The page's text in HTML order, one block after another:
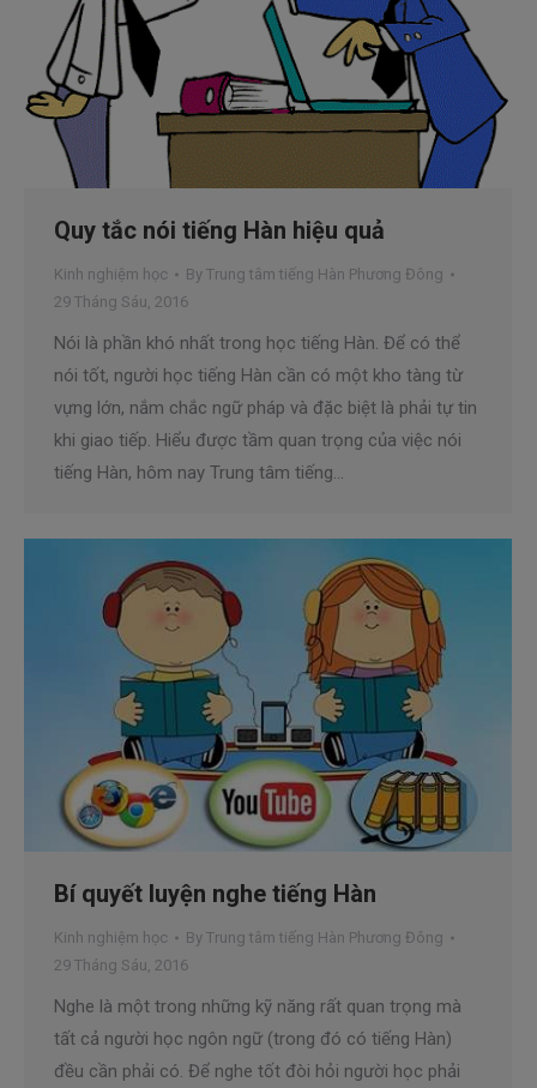
Quy tắc nói tiếng Hàn hiệu quả
Kinh nghiệm học By Trung tâm tiếng Hàn Phương Đông
29 Tháng Sáu, 2016
Nói là phần khó nhất trong học tiếng Hàn. Để có thể
nói tốt, người học tiếng Hàn cần có một kho tàng từ
vựng lớn, nắm chắc ngữ pháp và đặc biệt là phải tự tin
khi giao tiếp. Hiểu được tầm quan trọng của việc nói
tiếng Hàn, hôm nay Trung tâm tiếng…
Bí quyết luyện nghe tiếng Hàn
Kinh nghiệm học By Trung tâm tiếng Hàn Phương Đông
29 Tháng Sáu, 2016
Nghe là một trong những kỹ năng rất quan trọng mà
tất cả người học ngôn ngữ (trong đó có tiếng Hàn)
đều cần phải có. Để nghe tốt đòi hỏi người học phải